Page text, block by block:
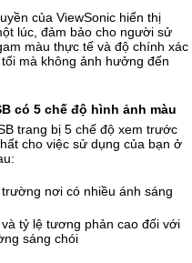
của ViewSonic hiển thị
lúc, đảm bảo cho người sử
màu thực tế và độ chính xác
mà không ảnh hưởng đến
có 5 chế độ hình ảnh màu
trang bị 5 chế độ xem trước
cho việc sử dụng của bạn ở
nơi có nhiều ánh sáng
tỷ lệ tương phản cao đối với
sáng chói